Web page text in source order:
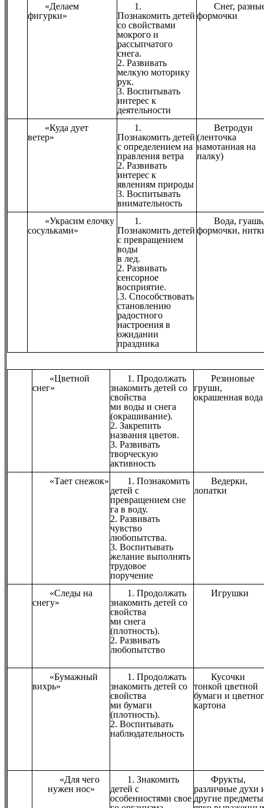
«Делаем
фигурки»
1.
Познакомить детей
со свойствами
мокрого и
рассыпчатого
снега.
2. Развивать
мелкую моторику
рук.
3. Воспитывать
интерес к
деятельности
Снег,
формочки
«Куда дует
ветер»
1.
Познакомить детей
с определением на
правления ветра
2. Развивать
интерес к
явлениям природы
3. Воспитывать
внимательность
Ветродуи
(ленточка
намотанная на
палку)
«Украсим елочку
сосульками»
1.
Познакомить детей
с превращением
воды
в лед.
2. Развивать
сенсорное
восприятие.
.3. Способствовать
становлению
радостного
настроения в
ожидании
праздника
Вода,
формочки,
«Цветной
снег»
1. Продолжать
знакомить детей со
свойства
ми воды и снега
(окрашивание).
2. Закрепить
названия цветов.
3. Развивать
творческую
активность
Резиновые
груши,
окрашенная вода
«Тает снежок»
1. Познакомить
детей с
превращением сне
га в воду.
2. Развивать
чувство
любопытства.
3. Воспитывать
желание выполнять
трудовое
поручение
Ведерки,
лопатки
«Следы на
снегу»
1. Продолжать
знакомить детей со
свойства
ми снега
(плотность).
2. Развивать
любопытство
Игрушки
«Бумажный
вихрь»
1. Продолжать
знакомить детей со
свойства
ми бумаги
(плотность).
2. Воспитывать
наблюдательность
Кусочки
тонкой цветной
бумаги и
картона
«Для чего
нужен нос»
1. Знакомить
детей с
особенностями свое
Фрукты,
различные духи
другие